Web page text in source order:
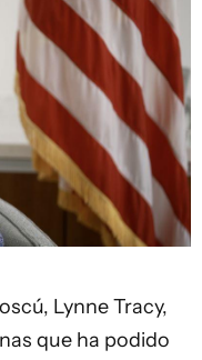
Lynne Tracy,
que ha podido